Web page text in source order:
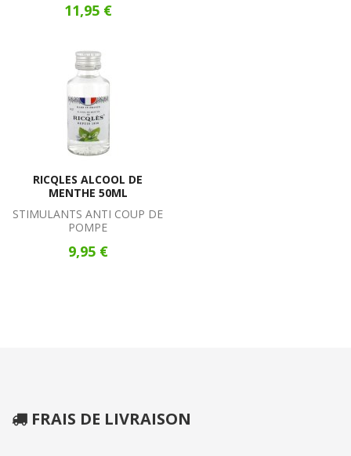
11,95 €
RICQLES ALCOOL DE
MENTHE 50ML
STIMULANTS ANTI COUP DE
POMPE
9,95 €
FRAIS DE LIVRAISON